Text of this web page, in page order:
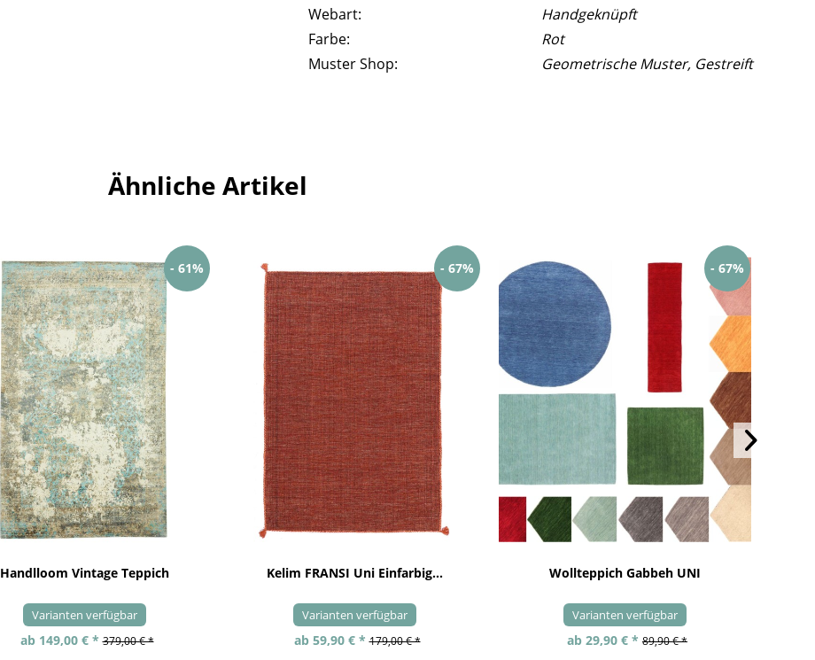
Webart:
Handgeknüpft
Farbe:
Rot
Muster Shop:
Geometrische Muster, Gestreift
Ähnliche Artikel
- 61%
Handlloom Vintage Teppich
Varianten verfügbar
ab 149,00 € * 379,00 € *
- 67%
Kelim FRANSI Uni Einfarbig...
Varianten verfügbar
ab 59,90 € * 179,00 € *
- 67%
Wollteppich Gabbeh UNI
Varianten verfügbar
ab 29,90 € * 89,90 € *